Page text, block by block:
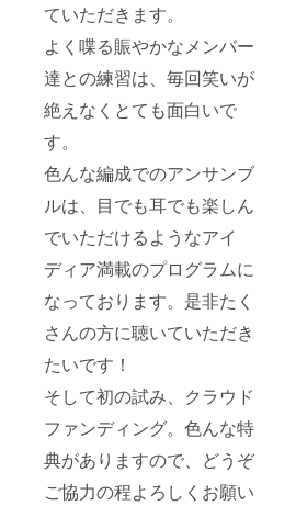
ていただきます。
よく喋る賑やかなメンバー
達との練習は、毎回笑いが
絶えなくとても面白いで
す。
色んな編成でのアンサンブ
ルは、目でも耳でも楽しん
でいただけるようなアイ
ディア満載のプログラムに
なっております。是非たく
さんの方に聴いていただき
たいです！
そして初の試み、クラウド
ファンディング。色んな特
典がありますので、どうぞ
ご協力の程よろしくお願い